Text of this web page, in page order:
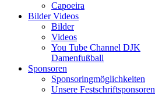
Capoeira
Bilder Videos
Bilder
Videos
You Tube Channel DJK
Damenfußball
Sponsoren
Sponsoringmöglichkeiten
Unsere Festschriftsponsoren